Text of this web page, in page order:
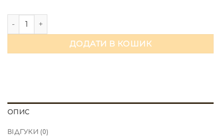
Набір "Серце для Мами" з медом та шоколадом кількість
ДОДАТИ В КОШИК
ОПИС
ВІДГУКИ (0)